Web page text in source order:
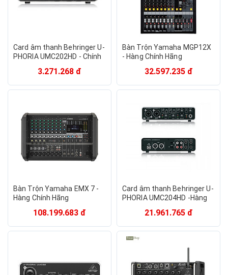
Card âm thanh Behringer U-
PHORIA UMC202HD - Chính
3.271.268 đ
Bàn Trộn Yamaha MGP12X
- Hàng Chính Hãng
32.597.235 đ
Bàn Trộn Yamaha EMX 7 -
Hàng Chính Hãng
108.199.683 đ
Card âm thanh Behringer U-
PHORIA UMC204HD -Hàng
21.961.765 đ